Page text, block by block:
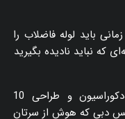
باید لوله فاضلاب را
رازهای شگفت‌انگیز دکوراسیون و طراحی 10
دبی که هوش از سرتان